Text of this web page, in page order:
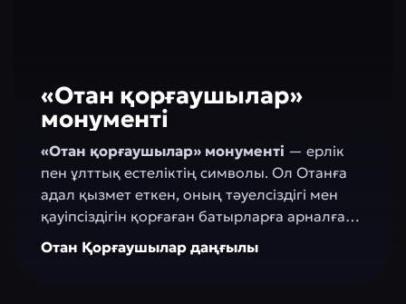
«Отан қорғаушылар»
монументі
«Отан қорғаушылар» монументі — ерлік
пен ұлттық естеліктің символы. Ол Отанға
адал қызмет еткен, оның тәуелсіздігі мен
қауіпсіздігін қорғаған батырларға арналған.
Бұл орын әскери ерлікті, патриотизмді және
борышқа адалдықты дәріптеп, мемлекеттің
Отан Қорғаушылар даңғылы